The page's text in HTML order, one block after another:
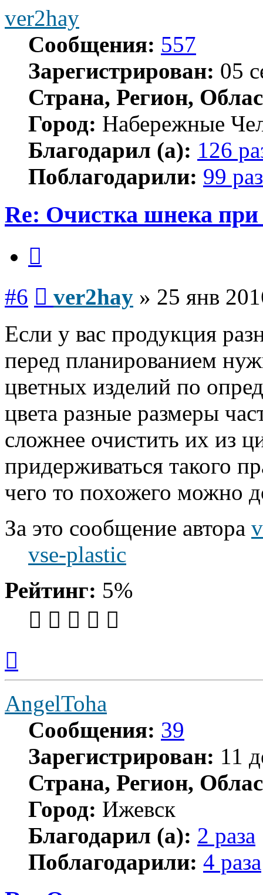
ver2hay
Сообщения: 557
Зарегистрирован: 05
Страна, Регион,
Город: Набережные
Благодарил (а): 126
Поблагодарили: 99 раз
Re: Очистка шнека при
#6 ver2hay » 25 янв
Если у вас продукция
перед планированием
цветных изделий по
цвета разные размеры
сложнее очистить их из
придерживаться такого
чего то похожего можно
За это сообщение автора
vse-plastic
Рейтинг: 5%
началу
AngelToha
Сообщения: 39
Зарегистрирован: 11
Страна, Регион,
Город: Ижевск
Благодарил (а): 2 раза
Поблагодарили: 4 раза